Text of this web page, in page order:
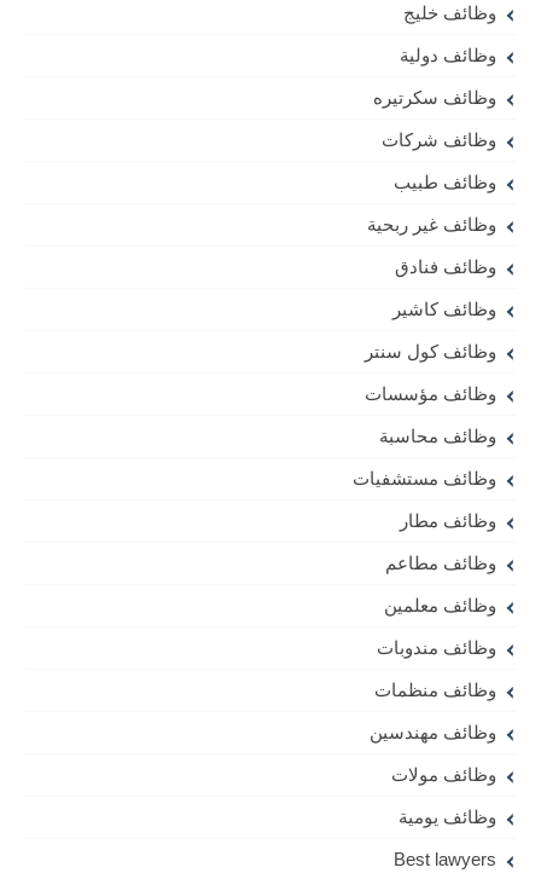
وظائف خليج
وظائف دولية
وظائف سكرتيره
وظائف شركات
وظائف طبيب
وظائف غير ربحية
وظائف فنادق
وظائف كاشير
وظائف كول سنتر
وظائف مؤسسات
وظائف محاسبة
وظائف مستشفيات
وظائف مطار
وظائف مطاعم
وظائف معلمين
وظائف مندوبات
وظائف منظمات
وظائف مهندسين
وظائف مولات
وظائف يومية
Best lawyers